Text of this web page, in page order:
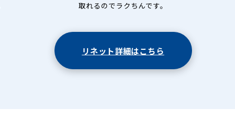
取れるのでラクちんです。
リネット詳細はこちら